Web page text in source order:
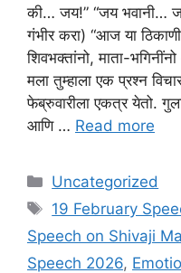
की… जय!” “जय भवानी…
गंभीर करा) “आज या
शिवभक्तांनो, माता-
मला तुम्हाला एक प्रश्न
फेब्रुवारीला एकत्र येतो.
आणि … Read more
Categories
Uncategorized
Tags
19 February
Speech on Shivaji
Speech 2026,